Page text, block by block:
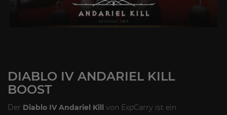
DIABLO IV ANDARIEL KILL
BOOST
Der Diablo IV Andariel Kill von ExpCarry ist ein